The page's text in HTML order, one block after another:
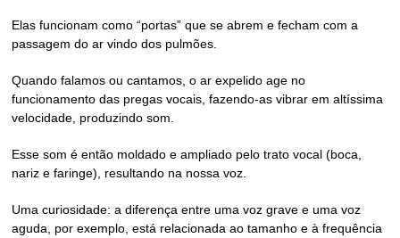
Elas funcionam como “portas” que se abrem e fecham com a
passagem do ar vindo dos pulmões.
Quando falamos ou cantamos, o ar expelido age no
funcionamento das pregas vocais, fazendo-as vibrar em altíssima
velocidade, produzindo som.
Esse som é então moldado e ampliado pelotrato vocal (boca,
nariz e faringe), resultando na nossa voz.
Uma curiosidade: a diferença entre uma voz grave e uma voz
aguda, por exemplo, está relacionada ao tamanho e à frequência